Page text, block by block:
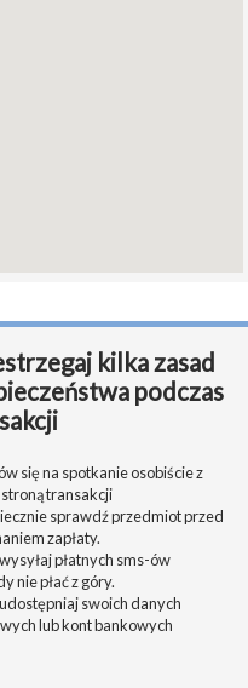
kilka zasad
podczas
się na spotkanie osobiście z
transakcji
sprawdź przedmiot przed
zapłaty.
płatnych sms-ów
nie płać z góry.
swoich danych
lub kont bankowych